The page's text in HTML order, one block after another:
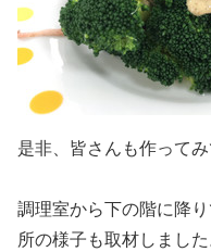
是非、皆さんも作って
調理室から下の階に降
所の様子も取材しました